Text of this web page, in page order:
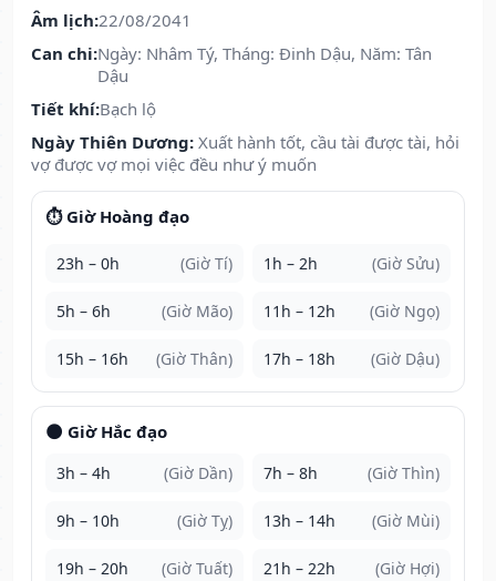
Âm lịch:22/08/2041
Can chi:Ngày: Nhâm Tý, Tháng: Đinh Dậu, Năm: Tân
Dậu
Tiết khí:Bạch lộ
Ngày Thiên Dương: Xuất hành tốt, cầu tài được tài, hỏi
vợ được vợ mọi việc đều như ý muốn
⏱️ Giờ Hoàng đạo
23h – 0h (Giờ Tí) 1h – 2h (Giờ Sửu)
5h – 6h (Giờ Mão) 11h – 12h (Giờ Ngọ)
15h – 16h (Giờ Thân) 17h – 18h (Giờ Dậu)
🌑 Giờ Hắc đạo
3h – 4h (Giờ Dần) 7h – 8h (Giờ Thìn)
9h – 10h (Giờ Tỵ) 13h – 14h (Giờ Mùi)
19h – 20h (Giờ Tuất) 21h – 22h (Giờ Hợi)